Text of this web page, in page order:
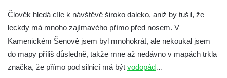
okraji Hřenska
Mattoniho vodopád na Ottově prameni v
Kyselce
Vodopád na Stříbrnickém potoku v Bertině
údolí
Člověk hledá cíle k návštěvě široko daleko, aniž by tušil, že
leckdy má mnoho zajímavého přímo před nosem. V
Kamenickém Šenově jsem byl mnohokrát, ale nekoukal jsem
do mapy příliš důsledně, takže mne až nedávno v mapách trkla
značka, že přímo pod silnicí má být vodopád…